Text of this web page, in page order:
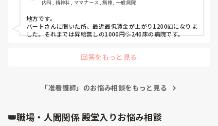
内科, 精神科, ママナース, 病棟, 一般病院
地方です。
パートさんに聞いた所、最近最低賃金が上がり1200💴になりま
した。それまでは昇給無しの1000円💦240床の病院です。
回答をもっと見る
「准看護師」のお悩み相談をもっと見る
👑職場・人間関係 殿堂入りお悩み相談